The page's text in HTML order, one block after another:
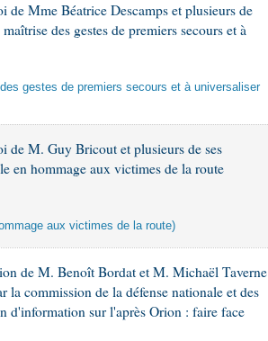
Mme Béatrice Descamps et plusieurs de
des gestes de premiers secours et à
gestes de premiers secours et à universaliser
de M. Guy Bricout et plusieurs de ses
en hommage aux victimes de la route
aux victimes de la route)
de M. Benoît Bordat et M. Michaël Taverne
commission de la défense nationale et des
d'information sur l'après Orion : faire face